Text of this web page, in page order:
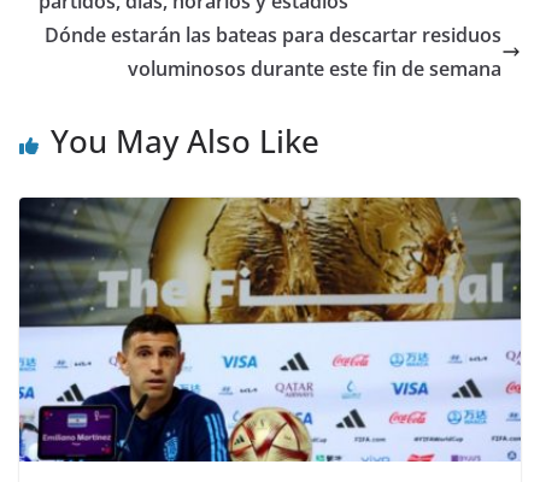
Dónde estarán las bateas para descartar residuos
voluminosos durante este fin de semana
You May Also Like